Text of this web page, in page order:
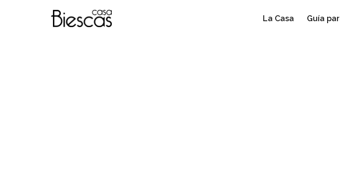
La Casa Guía